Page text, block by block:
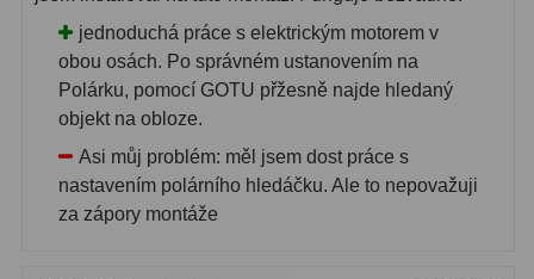
Školní a laboratorní18
Biologické33
Kapesní10
jednoduchá práce s elektrickým motorem v
obou osách. Po správném ustanovením na
Polárku, pomocí GOTU přžesně najde hledaný
objekt na obloze.
Asi můj problém: měl jsem dost práce s
nastavením polárního hledáčku. Ale to nepovažuji
za zápory montáže